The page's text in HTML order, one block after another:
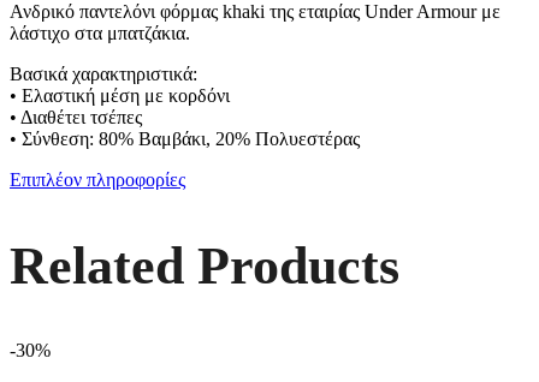
Ανδρικό παντελόνι φόρμας khaki της εταιρίας Under Armour με
λάστιχο στα μπατζάκια.
Βασικά χαρακτηριστικά:
• Ελαστική μέση με κορδόνι
• Διαθέτει τσέπες
• Σύνθεση: 80% Βαμβάκι, 20% Πολυεστέρας
Επιπλέον πληροφορίες
Related Products
-30%